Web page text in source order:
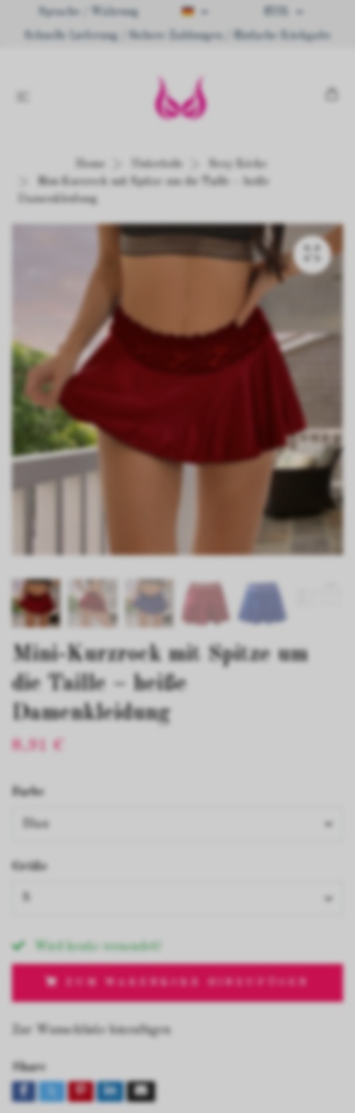
Sprache / Währung
Schnelle Lieferung / Sichere Zahlungen / Einfache Rückgabe
Home
Mini-Kurzrock mit Spitze um die Taille – heiße
Damenkleidung
Mini-Kurzrock mit Spitze um
die Taille – heiße
Damenkleidung
8,91 €
Farbe
Blau
Größe
Wird heute versendet!
ZUM WARENKORB HINZUFÜGEN
Zur Wunschliste hinzufügen
Share